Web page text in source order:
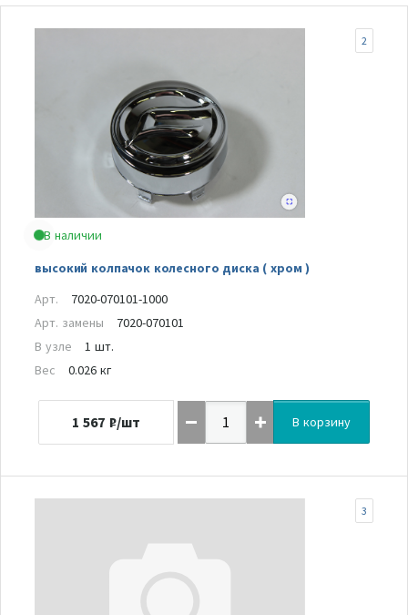
В наличии
высокий колпачок колесного диска ( хром )
2
Арт.
7020-070101-1000
Арт. замены
7020-070101
В узле
1 шт.
Вес
0.026 кг
1 567 ₽/шт В корзину
3